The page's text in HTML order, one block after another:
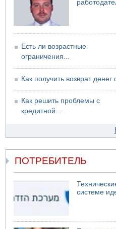
06.08.2026 13:07
Возле Кирьят-Арбы пожар на
Есть ли возрастные
ограничения...
Как получить возврат денег
Как решить проблемы с
кредитной...
ПОТРЕБИТЕЛЬ
системе